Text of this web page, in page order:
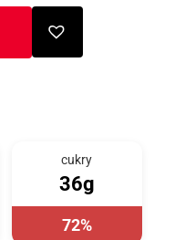
cukry
36g
72%